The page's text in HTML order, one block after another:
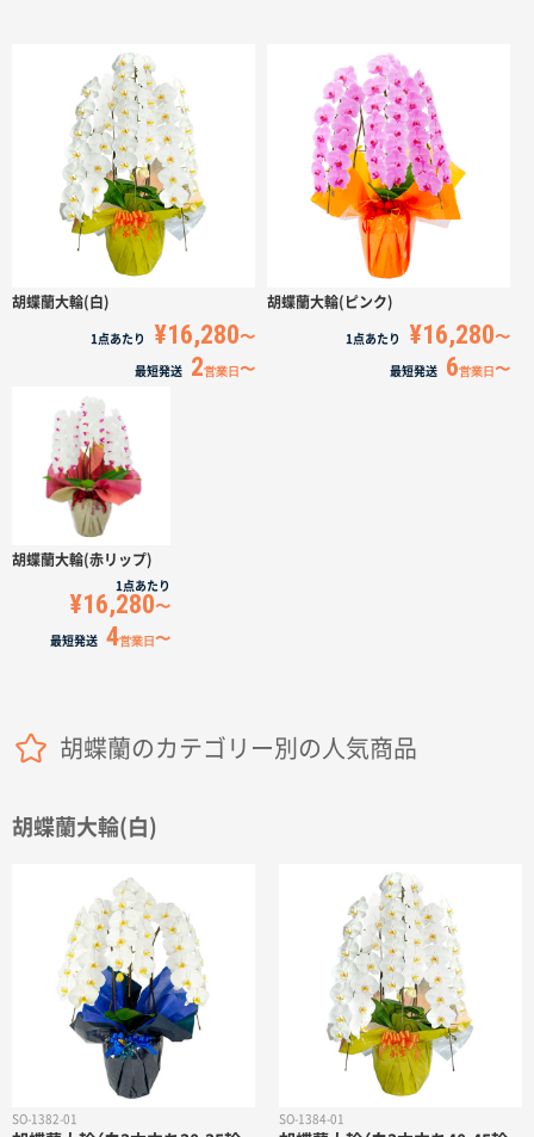
胡蝶蘭大輪(白)
1点あたり ¥16,280
最短発送 2営業日
胡蝶蘭大輪(ピンク)
1点あたり ¥16,280
最短発送 6営業日
胡蝶蘭大輪(赤リップ)
1点あたり
¥16,280
最短発送 4営業日
胡蝶蘭のカテゴリー別の人気商品
胡蝶蘭大輪(白)
SO-1382-01 SO-1384-01